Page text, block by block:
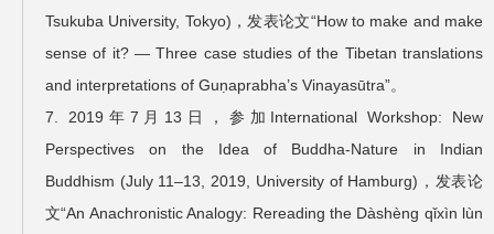
Tsukuba University, Tokyo)，发表论文“How to make and make
sense of it? — Three case studies of the Tibetan translations
and interpretations of Guṇaprabha’s Vinayasūtra”。
7. 2019年7月13日，参加International Workshop: New
Perspectives on the Idea of Buddha-Nature in Indian
Buddhism (July 11–13, 2019, University of Hamburg)，发表论
文“An Anachronistic Analogy: Rereading the Dàshèng qǐxìn lùn